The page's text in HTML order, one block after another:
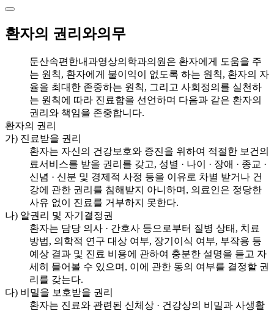
환자의 권리와의무
둔산속편한내과영상의학과의원은 환자에게 도움을 주
는 원칙, 환자에게 불이익이 없도록 하는 원칙, 환자의 자
율을 최대한 존중하는 원칙, 그리고 사회정의를 실천하
는 원칙에 따라 진료함을 선언하며 다음과 같은 환자의
권리와 책임을 존중합니다.
환자의 권리
가) 진료받을 권리
환자는 자신의 건강보호와 증진을 위하여 적절한 보건의
료서비스를 받을 권리를 갖고, 성별 · 나이 · 장애 · 종교 ·
신념 · 신분 및 경제적 사정 등을 이유로 차별 받거나 건
강에 관한 권리를 침해받지 아니하며, 의료인은 정당한
사유 없이 진료를 거부하지 못한다.
나) 알권리 및 자기결정권
환자는 담당 의사 · 간호사 등으로부터 질병 상태, 치료
방법, 의학적 연구 대상 여부, 장기이식 여부, 부작용 등
예상 결과 및 진료 비용에 관하여 충분한 설명을 듣고 자
세히 믈어볼 수 있으며, 이에 관한 동의 여부를 결정할 권
리를 갖는다.
다) 비밀을 보호받을 권리
환자는 진료와 관련된 신체상 · 건강상의 비밀과 사생활